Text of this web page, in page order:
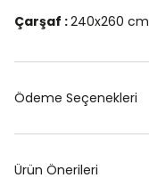
Çarşaf :240x260 cm
Ödeme Seçenekleri
Ürün Önerileri